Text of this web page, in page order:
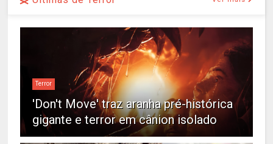
Terror
'Don't Move' traz aranha pré-histórica
gigante e terror em cânion isolado